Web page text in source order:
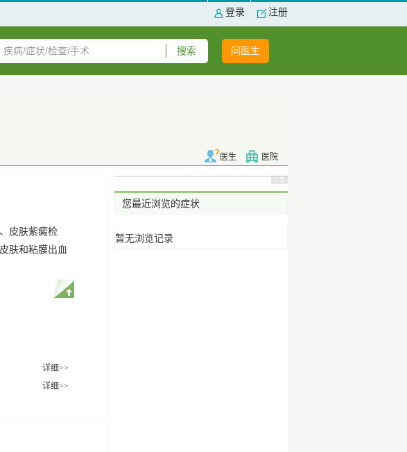
登录 注册
问医生
医生 医院
皮肤紫癜检
肤和粘膜出血
详细>>
详细>>
您最近浏览的症状
暂无浏览记录